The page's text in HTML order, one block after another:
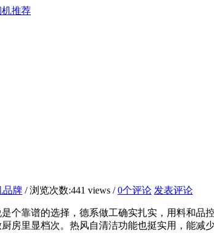
推荐
品牌 / 浏览次数:441 views /0个评论 发表评论
个靠谱的选择，德系做工确实扎实，用料和品
房里显档次。热风自清洁功能也挺实用，能减